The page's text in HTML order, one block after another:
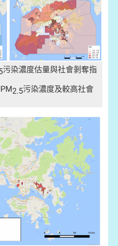
污染濃度估量與社會剝奪指
2.5污染濃度及較高社會